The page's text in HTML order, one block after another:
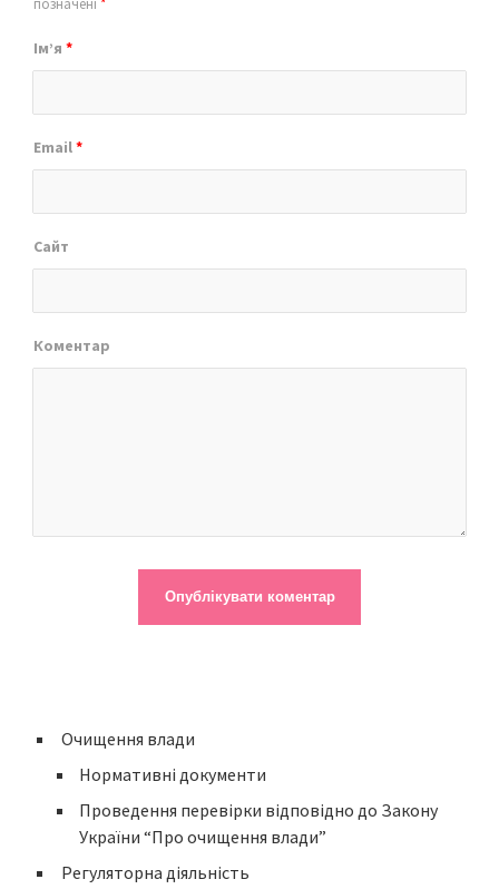
позначені *
Ім’я *
Email*
Сайт
Коментар
Очищення влади
Нормативні документи
Проведення перевірки відповідно до Закону
України “Про очищення влади”
Регуляторна діяльність